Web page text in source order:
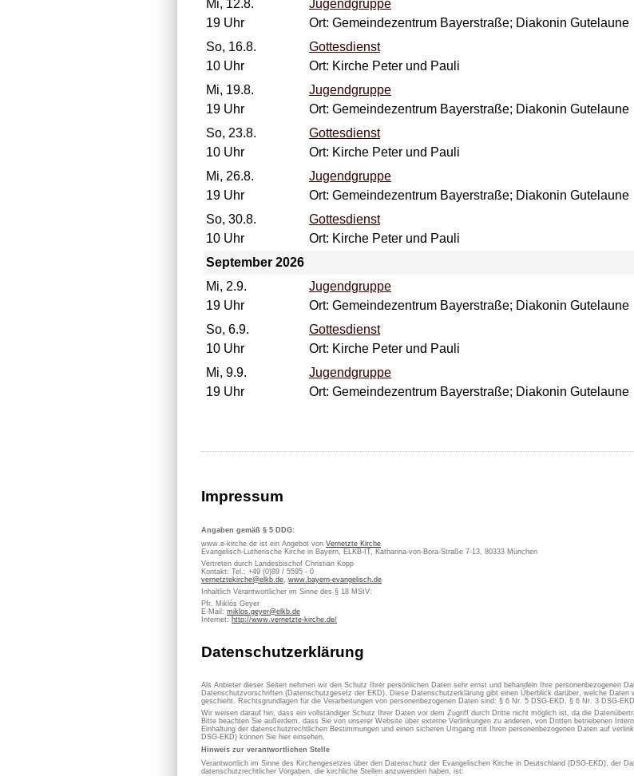
Mi, 12.8.
19 Uhr
Jugendgruppe
Ort: Gemeindezentrum Bayerstraße; Diakonin Gutelaune
So, 16.8.
10 Uhr
Gottesdienst
Ort: Kirche Peter und Pauli
Mi, 19.8.
19 Uhr
Jugendgruppe
Ort: Gemeindezentrum Bayerstraße; Diakonin Gutelaune
So, 23.8.
10 Uhr
Gottesdienst
Ort: Kirche Peter und Pauli
Mi, 26.8.
19 Uhr
Jugendgruppe
Ort: Gemeindezentrum Bayerstraße; Diakonin Gutelaune
So, 30.8.
10 Uhr
Gottesdienst
Ort: Kirche Peter und Pauli
September 2026
Mi, 2.9.
19 Uhr
Jugendgruppe
Ort: Gemeindezentrum Bayerstraße; Diakonin Gutelaune
So, 6.9.
10 Uhr
Gottesdienst
Ort: Kirche Peter und Pauli
Mi, 9.9.
19 Uhr
Jugendgruppe
Ort: Gemeindezentrum Bayerstraße; Diakonin Gutelaune
Impressum
Angaben gemäß § 5 DDG:
www.e-kirche.de ist ein Angebot von Vernetzte Kirche
Evangelisch-Lutherische Kirche in Bayern, ELKB-IT, Katharina-von-Bora-Straße 7-13, 80333 München
Vertreten durch Landesbischof Christian Kopp
Kontakt: Tel.: +49 (0)89 / 5595 - 0
vernetztekirche@elkb.de, www.bayern-evangelisch.de
Inhaltlich Verantwortlicher im Sinne des § 18 MStV:
Pfr. Miklós Geyer
E-Mail: miklos.geyer@elkb.de
Internet: http://www.vernetzte-kirche.de/
Datenschutzerklärung
Als Anbieter dieser Seiten nehmen wir den Schutz Ihrer persönlichen Daten sehr ernst und behandeln Ihre personenbezogenen
Datenschutzvorschriften (Datenschutzgesetz der EKD). Diese Datenschutzerklärung gibt einen Überblick darüber, welche
geschieht. Rechtsgrundlagen für die Verarbeitungen von personenbezogenen Daten sind: § 6 Nr. 5 DSG-EKD, § 6 Nr. 3 DSG-EKD
Wir weisen darauf hin, dass ein vollständiger Schutz Ihrer Daten vor dem Zugriff durch Dritte nicht möglich ist, da die
Bitte beachten Sie außerdem, dass Sie von unserer Website über externe Verlinkungen zu anderen, von Dritten betriebenen
Einhaltung der datenschutzrechtlichen Bestimmungen und einen sicheren Umgang mit Ihren personenbezogenen Daten auf
DSG-EKD) können Sie hier einsehen.
Hinweis zur verantwortlichen Stelle
Verantwortlich im Sinne des Kirchengesetzes über den Datenschutz der Evangelischen Kirche in Deutschland (DSG-EKD), der
datenschutzrechtlicher Vorgaben, die kirchliche Stellen anzuwenden haben, ist: